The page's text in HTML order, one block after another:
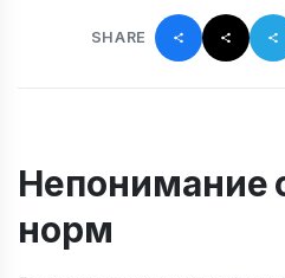
SHARE
Непонимание
норм